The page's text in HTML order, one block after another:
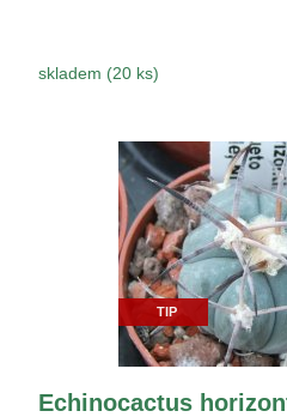
skladem (20 ks)
TIP
Echinocactus